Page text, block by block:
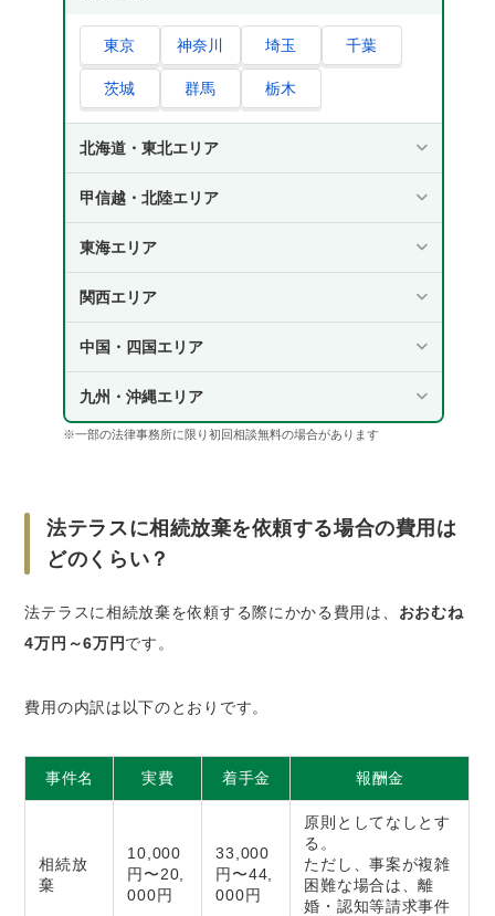
相続放棄を専門家へ依頼する場合の費用が高く
なるケースとは
相続放棄の期限ぎりぎりで依頼する場合
したほうがよい？
弁護士に依頼したほうがよいケース
司法書士に依頼したほうがよいケース
さいごに | 相続放棄の手続きに不安があれば弁
護士の無料相談を活用しよう
東京 神奈川 埼玉 千葉
茨城 群馬 栃木
北海道・東北エリア
甲信越・北陸エリア
東海エリア
関西エリア
中国・四国エリア
九州・沖縄エリア
※一部の法律事務所に限り初回相談無料の場合があります
法テラスに相続放棄を依頼する場合の費用は
どのくらい？
法テラスに相続放棄を依頼する際にかかる費用は、 おおむね
4万円～6万円です。
費用の内訳は以下のとおりです。
事件名 実費 着手金 報酬金
相続放
棄
10,000
円〜20,
000円
33,000
円〜44,
000円
原則としてなしとす
る。
ただし、事案が複雑
困難な場合は、離
婚・認知等請求事件